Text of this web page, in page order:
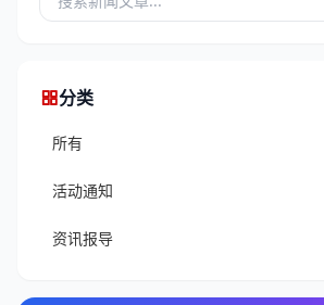
分类
所有
活动通知
资讯报导